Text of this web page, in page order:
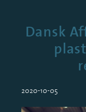
Dansk
2020-10-05